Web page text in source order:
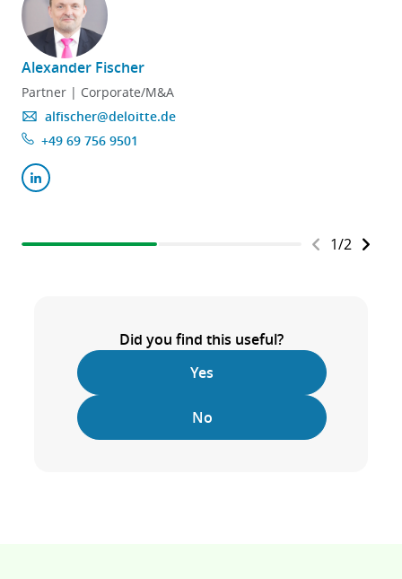
Alexander Fischer
Partner | Corporate/M&A
alfischer@deloitte.de
+49 69 756 9501
1/2
Did you find this useful?
Yes
No